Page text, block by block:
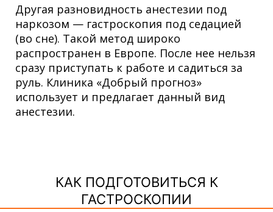
Другая разновидность анестезии под
наркозом — гастроскопия под седацией
(во сне). Такой метод широко
распространен в Европе. После нее нельзя
сразу приступать к работе и садиться за
руль. Клиника «Добрый прогноз»
использует и предлагает данный вид
анестезии.
КАК ПОДГОТОВИТЬСЯ К
ГАСТРОСКОПИИ